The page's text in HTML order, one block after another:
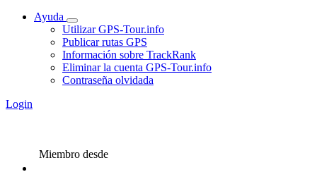
Ayuda
Utilizar GPS-Tour.info
Publicar rutas GPS
Información sobre TrackRank
Eliminar la cuenta GPS-Tour.info
Contraseña olvidada
Login
Miembro desde